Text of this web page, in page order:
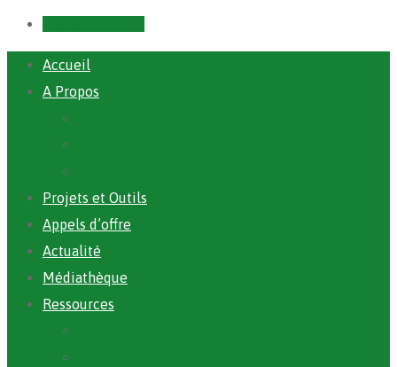
Accueil
A Propos
Projets et Outils
Appels d’offre
Actualité
Médiathèque
Ressources